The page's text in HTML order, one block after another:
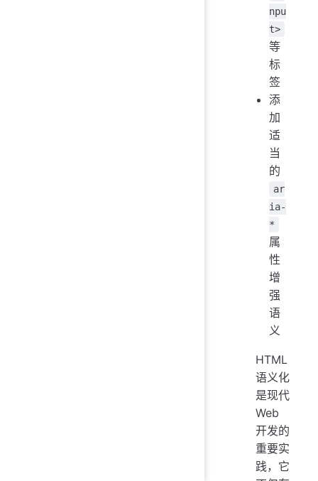
npu
t>
等
标
签
添
加
适
当
的
ar
ia-
*
属
性
增
强
语
义
HTML
语义化
是现代
Web
开发的
重要实
践，它